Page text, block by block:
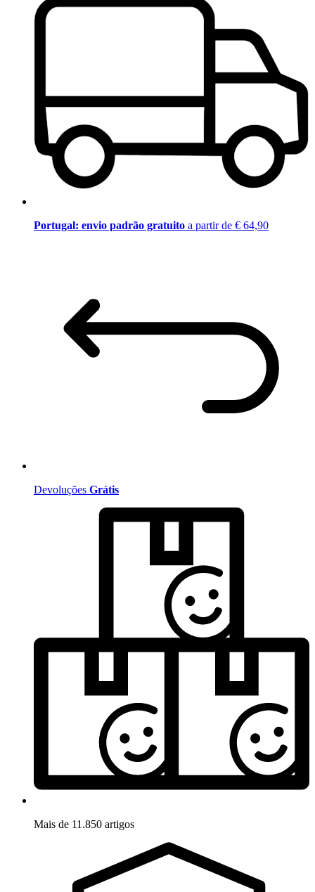
Portugal: envio padrão gratuito a partir de € 64,90
Devoluções Grátis
Mais de 11.850 artigos